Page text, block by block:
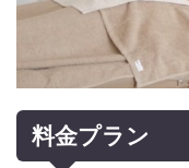
料金プラン